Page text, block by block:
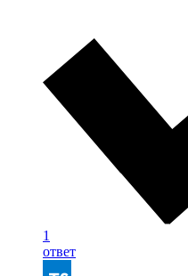
1
ответ